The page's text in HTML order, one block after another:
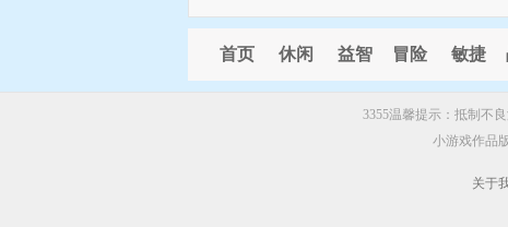
首页 休闲 益智 冒险 敏捷
3355温馨提示：抵制不
小游戏作品
关于